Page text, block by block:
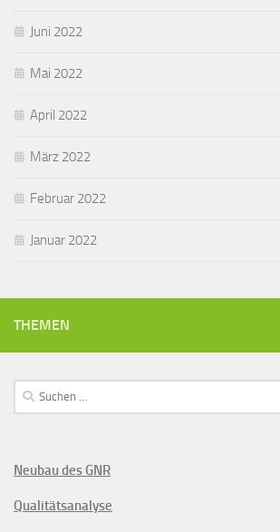
Juni 2022
Mai 2022
April 2022
März 2022
Februar 2022
Januar 2022
THEMEN
Suchen
nach:
Neubau des GNR
Qualitätsanalyse